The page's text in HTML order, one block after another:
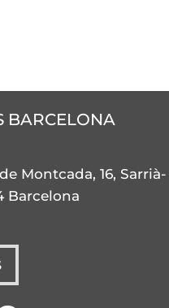
BARCELONA
Montcada, 16, Sarrià-
Barcelona